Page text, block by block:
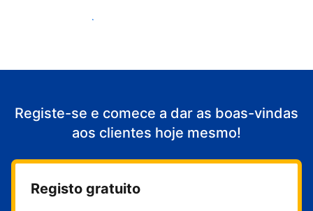
Comece a receber clientes
Registe-se e comece a dar as boas-vindas
aos clientes hoje mesmo!
Registo gratuito